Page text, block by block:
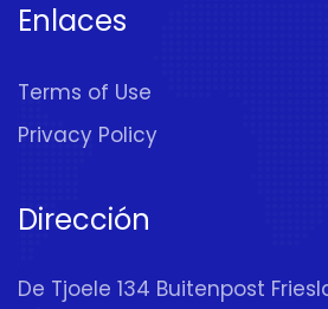
Enlaces
Terms of Use
Privacy Policy
Dirección
De Tjoele 134 Buitenpost